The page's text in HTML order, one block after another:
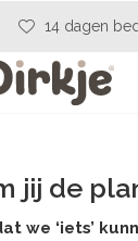
dagen bedenktijd
jij de
we ‘iets’